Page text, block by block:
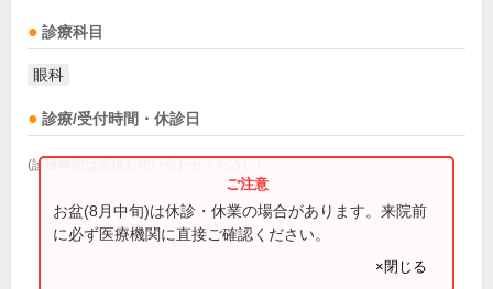
診療科目
眼科
診療/受付時間・休診日
(診療時間は直接お問い合わせください)
お盆(8月中旬)は休診・休業の場合があります。来院前
に必ず医療機関に直接ご確認ください。
×閉じる